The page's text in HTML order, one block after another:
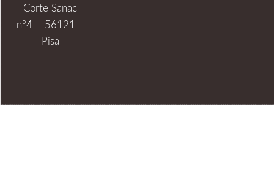
Corte Sanac
n°4 – 56121 –
Pisa